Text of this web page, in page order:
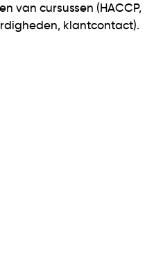
van cursussen (HACCP,
klantcontact).